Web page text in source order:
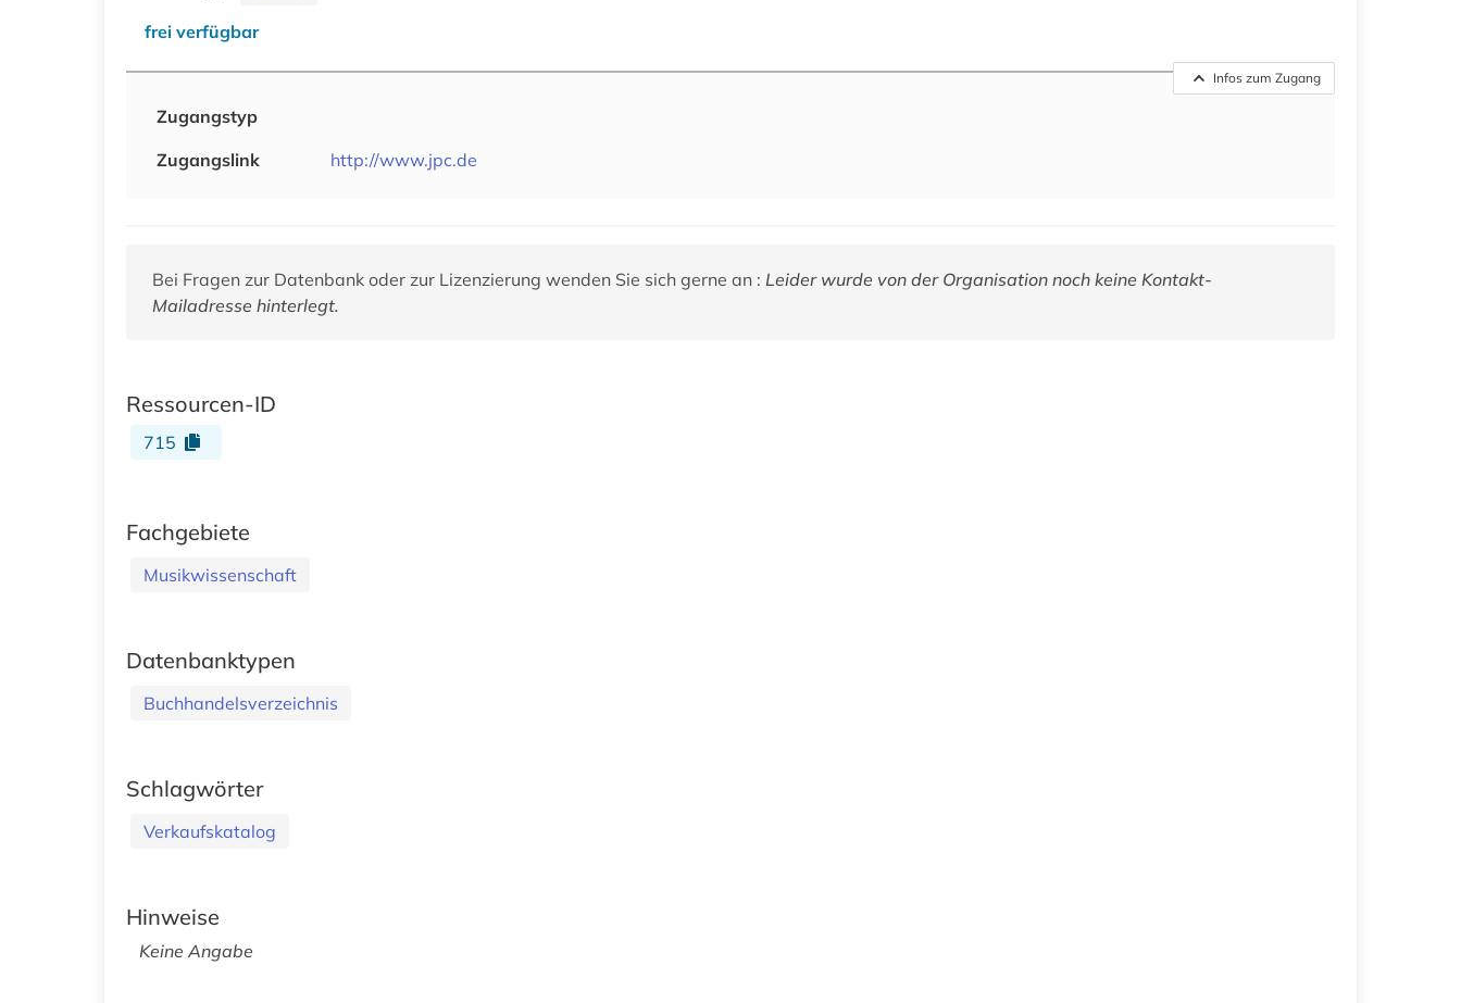
frei verfügbar
Infos zum Zugang
Zugangstyp
Zugangslink
http://www.jpc.de
Bei Fragen zur Datenbank oder zur Lizenzierung wenden Sie sich gerne an : Leider wurde von der Organisation noch keine Kontakt-
Mailadresse hinterlegt.
Ressourcen-ID
715
Fachgebiete
Musikwissenschaft
Datenbanktypen
Buchhandelsverzeichnis
Schlagwörter
Verkaufskatalog
Hinweise
Keine Angabe